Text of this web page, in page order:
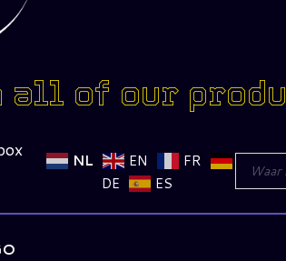
all of our
NL EN
FR
DE
ES